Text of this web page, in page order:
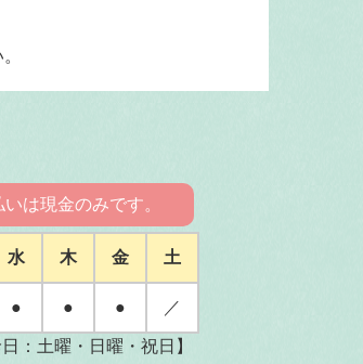
は現金のみです。
水 木 金 土
● ● ● ／
日：土曜・日曜・祝日】